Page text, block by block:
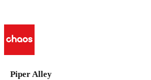
Piper Alley